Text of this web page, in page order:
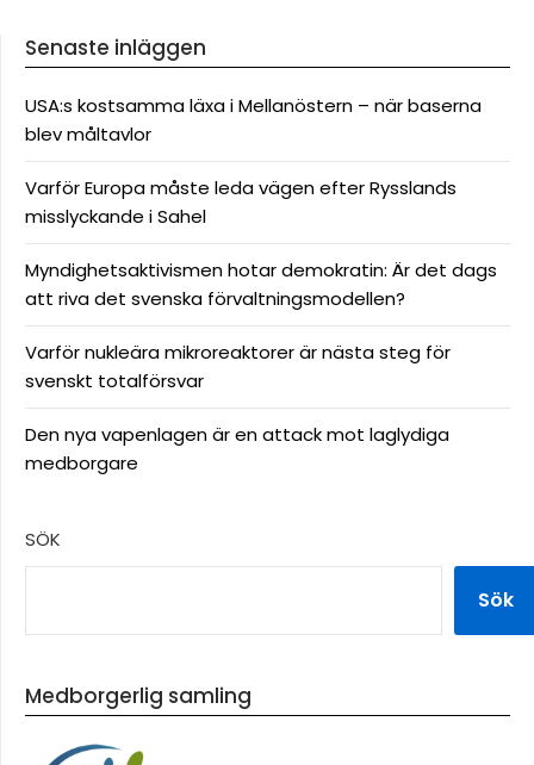
Senaste inläggen
USA:s kostsamma läxa i Mellanöstern – när baserna
blev måltavlor
Varför Europa måste leda vägen efter Rysslands
misslyckande i Sahel
Myndighetsaktivismen hotar demokratin: Är det dags
att riva det svenska förvaltningsmodellen?
Varför nukleära mikroreaktorer är nästa steg för
svenskt totalförsvar
Den nya vapenlagen är en attack mot laglydiga
medborgare
SÖK
Sök
Medborgerlig samling